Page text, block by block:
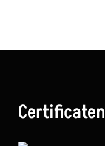
Certificaten